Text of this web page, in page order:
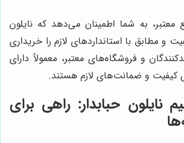
معتبر، به شما اطمینان می‌دهد که نایلون
و مطابق با استانداردهای لازم را خریداری
و فروشگاه‌های معتبر، معمولاً دارای
کیفیت و ضمانت‌های لازم هستند.
نایلون حبابدار: راهی برای